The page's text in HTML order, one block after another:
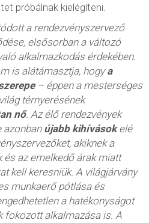
próbálnak kielégíteni.
a rendezvényszervező
elsősorban a változó
alkalmazkodás érdekében.
is alátámasztja, hogya
– éppen a mesterséges
térnyerésének
nő. Az élő rendezvények
azonban újabb kihívásokelé
akiknek a
az emelkedő árak miatt
kell keresniük. A világjárvány
munkaerő pótlása és
a hatékonyságot
fokozott alkalmazása is. A